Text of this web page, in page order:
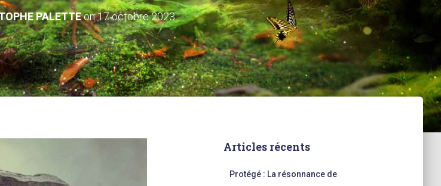
PALETTEon17 octobre 2023
Articles récents
Protégé : La résonnance de